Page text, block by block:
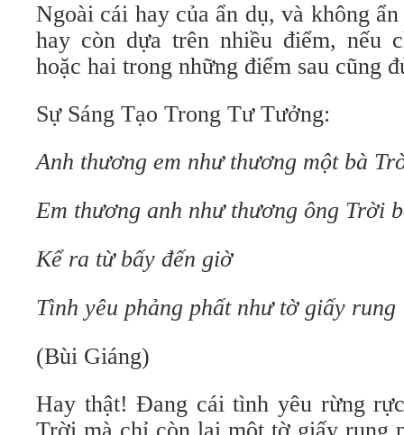
Ngoài cái hay của ẩn dụ, và không
hay còn dựa trên nhiều điểm, nếu
hoặc hai trong những điểm sau cũng
Sự Sáng Tạo Trong Tư Tưởng:
Anh thương em như thương một bà
Em thương anh như thương ông Trời
Kể ra từ bấy đến giờ
Tình yêu phảng phất như tờ giấy rung
(Bùi Giáng)
Hay thật! Đang cái tình yêu rừng